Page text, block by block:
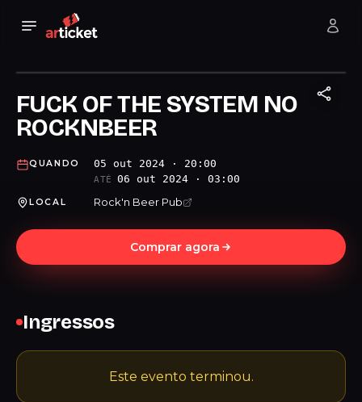
FUCK OF THE SYSTEM NO
ROCKNBEER
QUANDO 05 out 2024 · 20:00
ATÉ 06 out 2024 · 03:00
LOCAL Rock'n Beer Pub
Comprar agora
Ingressos
Este evento terminou.